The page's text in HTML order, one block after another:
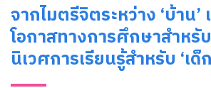
จากไมตรีจิตระหว่าง ‘บ้าน’
โอกาสทางการศึกษาสำหรั
นิเวศการเรียนรู้สำหรับ ‘เด็